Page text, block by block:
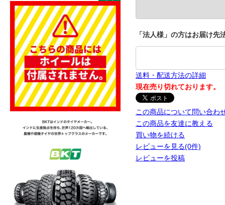
「法人様」の方はお届け
送料・配送方法の詳細
現在売り切れております。
この商品について問い合わ
この商品を友達に教える
買い物を続ける
レビューを見る(0件)
レビューを投稿